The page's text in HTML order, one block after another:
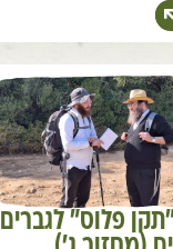
פלוס"